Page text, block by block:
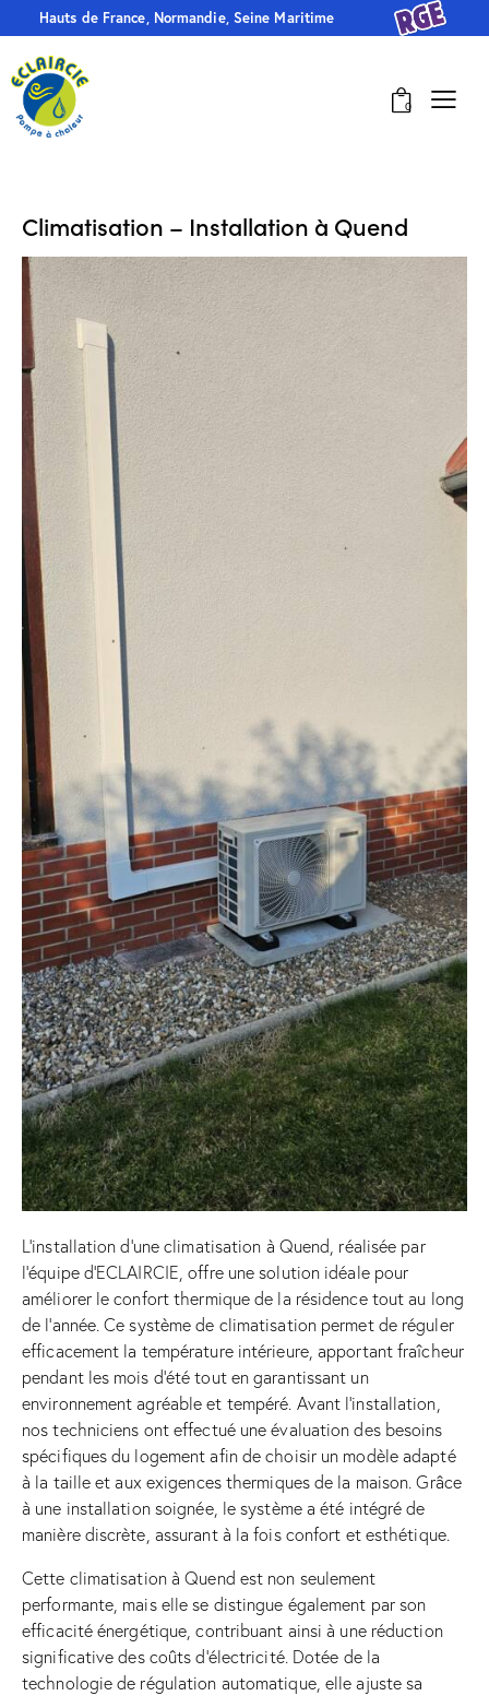
Hauts de France, Normandie, Seine Maritime
0
Climatisation – Installation à Quend
L’installation d’une climatisation à Quend, réalisée par
l’équipe d’ECLAIRCIE, offre une solution idéale pour
améliorer le confort thermique de la résidence tout au long
de l’année. Ce système de climatisation permet de réguler
efficacement la température intérieure, apportant fraîcheur
pendant les mois d’été tout en garantissant un
environnement agréable et tempéré. Avant l’installation,
nos techniciens ont effectué une évaluation des besoins
spécifiques du logement afin de choisir un modèle adapté
à la taille et aux exigences thermiques de la maison. Grâce
à une installation soignée, le système a été intégré de
manière discrète, assurant à la fois confort et esthétique.
Cette climatisation à Quend est non seulement
performante, mais elle se distingue également par son
efficacité énergétique, contribuant ainsi à une réduction
significative des coûts d’électricité. Dotée de la
technologie de régulation automatique, elle ajuste sa